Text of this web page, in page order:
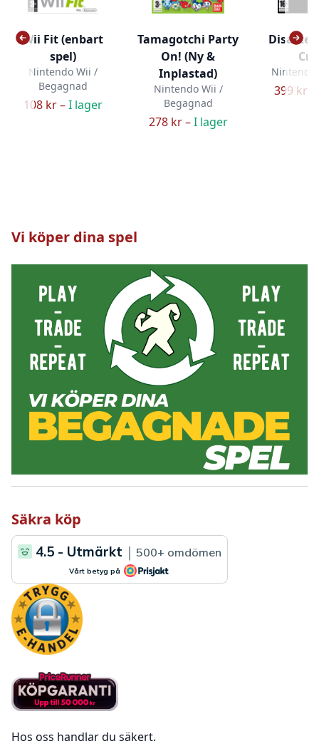
Wii Fit (enbart
spel)
Nintendo Wii /
Begagnad
108 kr –I lager
Tamagotchi Party
On! (Ny &
Inplastad)
Nintendo Wii /
Begagnad
278 kr –I lager
Nintendo
399 kr –
Vi köper dina spel
Säkra köp
Hos oss handlar du säkert.